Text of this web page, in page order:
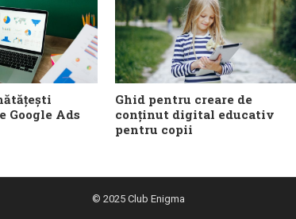
Google Ads
Ghid pentru creare de
conținut digital educativ
pentru copii
© 2025 Club Enigma